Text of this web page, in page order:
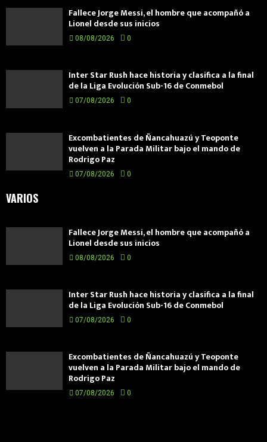
Fallece Jorge Messi, el hombre que acompañó a
Lionel desde sus inicios
08/08/2026 0
Inter Star Rush hace historia y clasifica a la final
de la Liga Evolución Sub-16 de Conmebol
07/08/2026 0
Excombatientes de Ñancahuazú y Teoponte
vuelven a la Parada Militar bajo el mando de
Rodrigo Paz
07/08/2026 0
VARIOS
Fallece Jorge Messi, el hombre que acompañó a
Lionel desde sus inicios
08/08/2026 0
Inter Star Rush hace historia y clasifica a la final
de la Liga Evolución Sub-16 de Conmebol
07/08/2026 0
Excombatientes de Ñancahuazú y Teoponte
vuelven a la Parada Militar bajo el mando de
Rodrigo Paz
07/08/2026 0